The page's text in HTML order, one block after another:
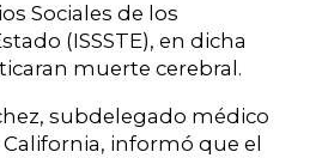
Sociales de los
(ISSSTE), en dicha
muerte cerebral.
subdelegado médico
California, informó que el